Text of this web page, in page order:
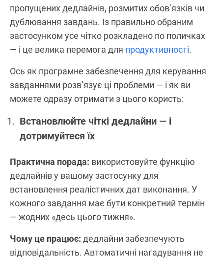
пропущених дедлайнів, розмитих обов’язків чи
дублювання завдань. Із правильно обраним
застосунком усе чітко розкладено по поличках
— і це велика перемога для продуктивності.
Ось як програмне забезпечення для керування
завданнями розв’язує ці проблеми — і як ви
можете одразу отримати з цього користь:
Встановлюйте чіткі дедлайни — і
дотримуйтеся їх
Практична порада: використовуйте функцію
дедлайнів у вашому застосунку для
встановлення реалістичних дат виконання. У
кожного завдання має бути конкретний термін
— жодних «десь цього тижня».
Чому це працює: дедлайни забезпечують
відповідальність. Автоматичні нагадування не